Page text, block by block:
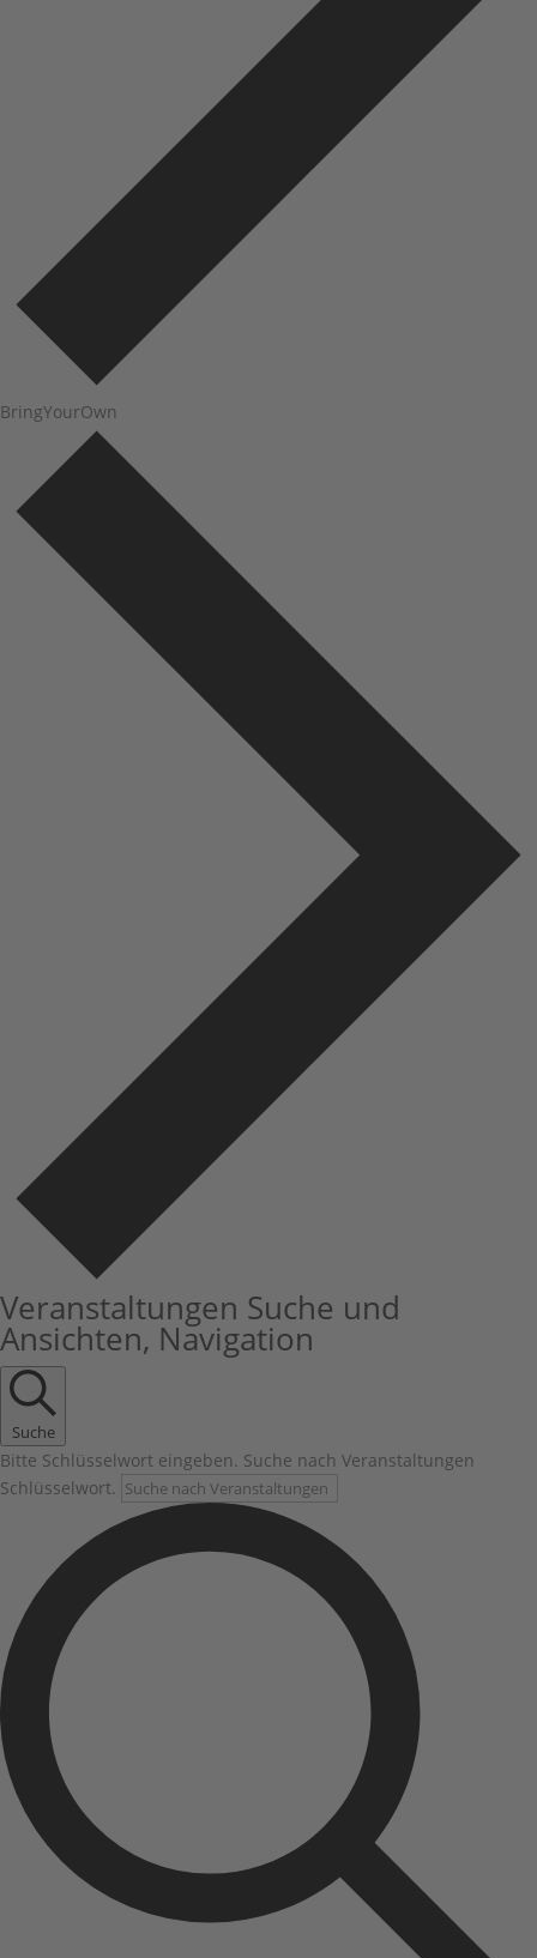
BringYourOwn
Veranstaltungen Suche und
Ansichten, Navigation
Suche
Bitte Schlüsselwort eingeben. Suche nach Veranstaltungen
Schlüsselwort.